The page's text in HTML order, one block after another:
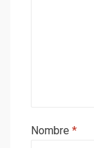
Nombre *